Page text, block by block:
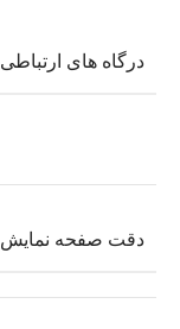
درگاه های ارتباطی
دقت صفحه نمایش